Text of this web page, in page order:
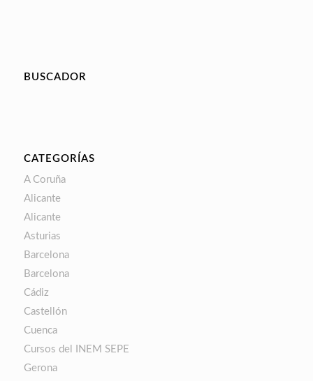
BUSCADOR
CATEGORÍAS
A Coruña
Alicante
Alicante
Asturias
Barcelona
Barcelona
Cádiz
Castellón
Cuenca
Cursos del INEM SEPE
Gerona